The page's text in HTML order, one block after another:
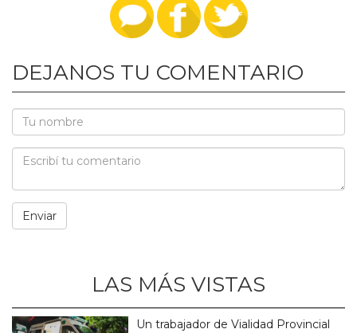
DEJANOS TU COMENTARIO
LAS MÁS VISTAS
Un trabajador de Vialidad Provincial